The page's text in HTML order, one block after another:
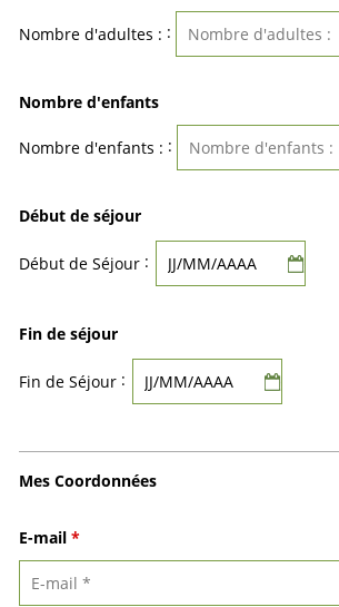
Nombre d'adultes : :
Nombre d'enfants
Nombre d'enfants : :
Début de séjour
Début de Séjour :
Fin de séjour
Fin de Séjour :
Mes Coordonnées
E-mail *